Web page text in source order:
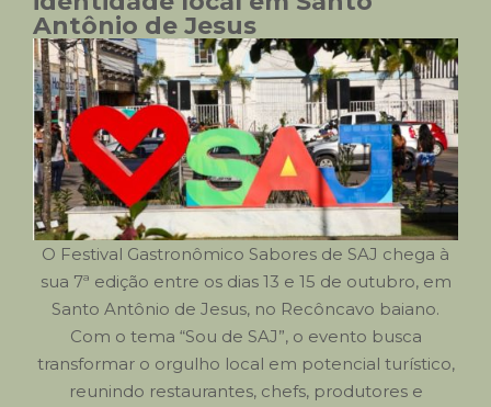
Antônio de Jesus
O Festival Gastronômico Sabores de SAJ chega à
sua 7ª edição entre os dias 13 e 15 de outubro, em
Santo Antônio de Jesus, no Recôncavo baiano.
Com o tema “Sou de SAJ”, o evento busca
transformar o orgulho local em potencial turístico,
reunindo restaurantes, chefs, produtores e